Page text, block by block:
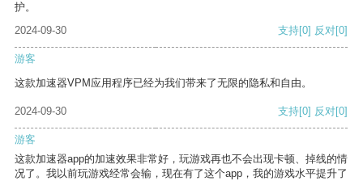
护。
2024-09-30
支持[0] 反对[0]
游客
这款加速器VPM应用程序已经为我们带来了无限的隐私和自由。
2024-09-30 支持[0] 反对[0]
游客
这款加速器app的加速效果非常好，玩游戏再也不会出现卡顿、掉线的情
况了。我以前玩游戏经常会输，现在有了这个app，我的游戏水平提升了